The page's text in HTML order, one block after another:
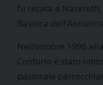
fu recata a Nazareth,
Basilica
Nell’ottobre 1996
Conforto è stato
pastorale